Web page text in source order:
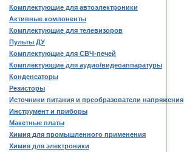
Комплектующие для автоэлектроники
Активные компоненты
Комплектующие для телевизоров
Пульты ДУ
Комплектующие для СВЧ-печей
Комплектующие для аудио/видеоаппаратуры
Конденсаторы
Резисторы
Источники питания и преобразователи напряжения
Инструмент и приборы
Макетные платы
Химия для промышленного применения
Химия для электроники